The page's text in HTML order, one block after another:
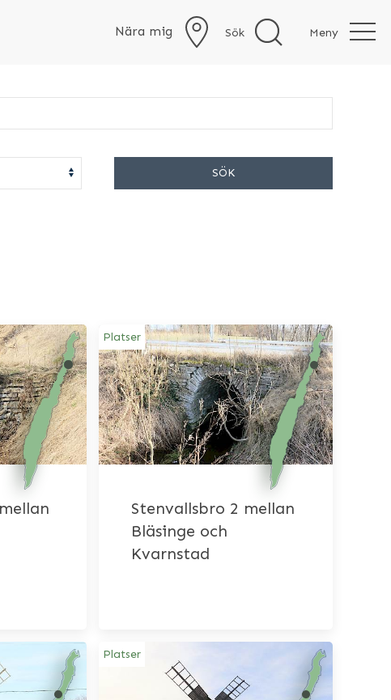
Nära mig Sök Meny
SÖK
Platser
Stenvallsbro 2 mellan
Bläsinge och
Kvarnstad
Platser